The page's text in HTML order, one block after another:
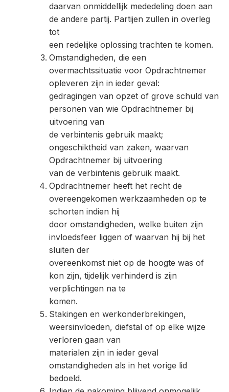
daarvan onmiddellijk mededeling doen aan
de andere partij. Partijen zullen in overleg
tot
een redelijke oplossing trachten te komen.
Omstandigheden, die een
overmachtssituatie voor Opdrachtnemer
opleveren zijn in ieder geval:
gedragingen van opzet of grove schuld van
personen van wie Opdrachtnemer bij
uitvoering van
de verbintenis gebruik maakt;
ongeschiktheid van zaken, waarvan
Opdrachtnemer bij uitvoering
van de verbintenis gebruik maakt.
Opdrachtnemer heeft het recht de
overeengekomen werkzaamheden op te
schorten indien hij
door omstandigheden, welke buiten zijn
invloedsfeer liggen of waarvan hij bij het
sluiten der
overeenkomst niet op de hoogte was of
kon zijn, tijdelijk verhinderd is zijn
verplichtingen na te
komen.
Stakingen en werkonderbrekingen,
weersinvloeden, diefstal of op elke wijze
verloren gaan van
materialen zijn in ieder geval
omstandigheden als in het vorige lid
bedoeld.